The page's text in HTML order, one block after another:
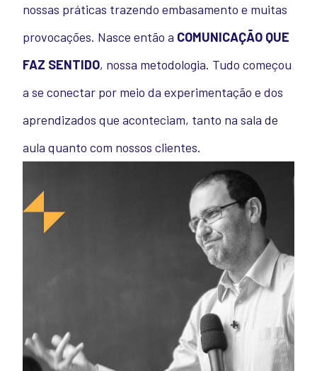
nossas práticas trazendo embasamento e muitas
provocações. Nasce então a COMUNICAÇÃO QUE
FAZ SENTIDO, nossa metodologia. Tudo começou
a se conectar por meio da experimentação e dos
aprendizados que aconteciam, tanto na sala de
aula quanto com nossos clientes.